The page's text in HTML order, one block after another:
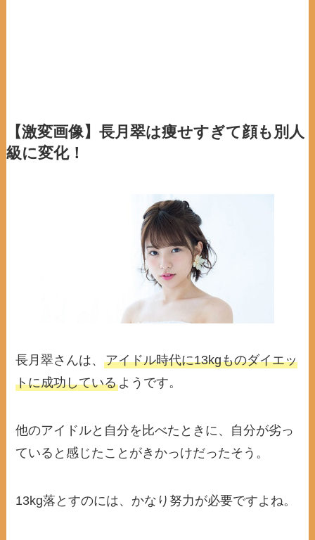
【激変画像】長月翠は痩せすぎて顔も別人
級に変化！
長月翠さんは、アイドル時代に13kgものダイエッ
トに成功しているようです。
他のアイドルと自分を比べたときに、自分が劣っ
ていると感じたことがきかっけだったそう。
13kg落とすのには、かなり努力が必要ですよね。